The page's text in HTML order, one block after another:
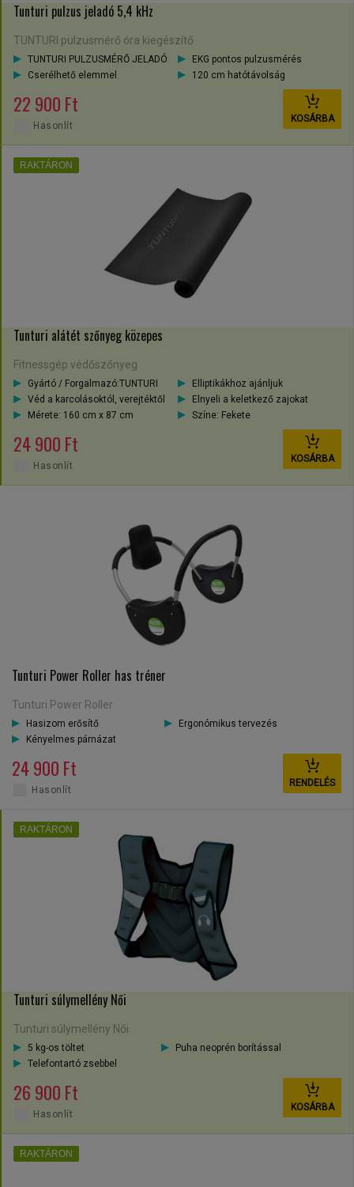
Tunturi pulzus jeladó 5,4 kHz
TUNTURI pulzusmérő óra kiegészítő
TUNTURI PULZUSMÉRŐ JELADÓ
EKG pontos pulzusmérés
Cserélhető elemmel
120 cm hatótávolság
22 900 Ft
KOSÁRBA
Hasonlít
Tunturi alátét szőnyeg közepes
Fitnessgép védőszőnyeg
Gyártó / Forgalmazó:TUNTURI
Elliptikákhoz ajánljuk
Véd a karcolásoktól, verejtéktől
Elnyeli a keletkező zajokat
Mérete: 160 cm x 87 cm
Színe: Fekete
24 900 Ft
KOSÁRBA
RAKTÁRON
Hasonlít
Tunturi Power Roller has tréner
Tunturi Power Roller
Hasizom erősítő
Ergonómikus tervezés
Kényelmes párnázat
24 900 Ft
RENDELÉS
Hasonlít
Tunturi súlymellény Női
Tunturi súlymellény Női
5 kg-os töltet
Puha neoprén borítással
Telefontartó zsebbel
26 900 Ft
KOSÁRBA
RAKTÁRON
Hasonlít
RAKTÁRON